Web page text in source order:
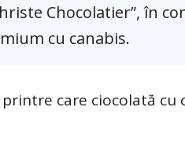
Chocolatier”, în
cu canabis.
care ciocolată cu